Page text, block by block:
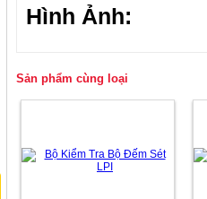
Hình Ảnh:
Sản phẩm cùng loại